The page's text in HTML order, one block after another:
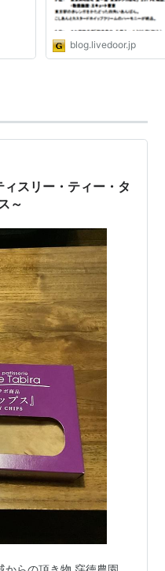
blog.livedoor.jp
スリー・ティー・タ
～